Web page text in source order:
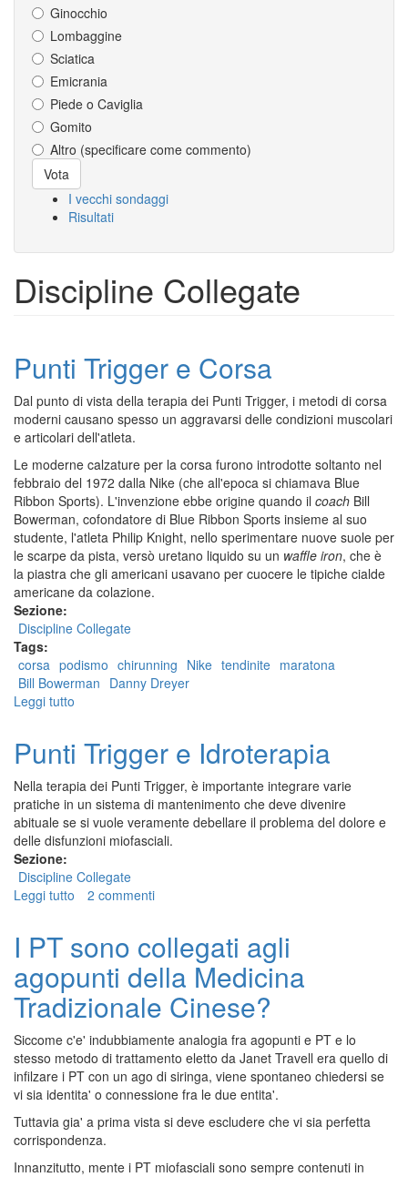
Ginocchio
Lombaggine
Sciatica
Emicrania
Piede o Caviglia
Gomito
Altro (specificare come commento)
Scelte
Vota
I vecchi sondaggi
Risultati
Discipline Collegate
Punti Trigger e Corsa
Dal punto di vista della terapia dei Punti Trigger, i metodi di corsa
moderni causano spesso un aggravarsi delle condizioni muscolari
e articolari dell'atleta.
Le moderne calzature per la corsa furono introdotte soltanto nel
febbraio del 1972 dalla Nike (che all'epoca si chiamava Blue
Ribbon Sports). L'invenzione ebbe origine quando il coach Bill
Bowerman, cofondatore di Blue Ribbon Sports insieme al suo
studente, l'atleta Philip Knight, nello sperimentare nuove suole per
le scarpe da pista, versò uretano liquido su un waffle iron, che è
la piastra che gli americani usavano per cuocere le tipiche cialde
americane da colazione.
Sezione:
Discipline Collegate
Tags:
corsa podismo chirunning Nike tendinite maratona
Bill Bowerman Danny Dreyer
Leggi tutto
Punti Trigger e Idroterapia
Nella terapia dei Punti Trigger, è importante integrare varie
pratiche in un sistema di mantenimento che deve divenire
abituale se si vuole veramente debellare il problema del dolore e
delle disfunzioni miofasciali.
Sezione:
Discipline Collegate
Leggi tutto su
e
Idroterapia
2 commenti
I PT sono collegati agli
agopunti della Medicina
Tradizionale Cinese?
Siccome c'e' indubbiamente analogia fra agopunti e PT e lo
stesso metodo di trattamento eletto da Janet Travell era quello di
infilzare i PT con un ago di siringa, viene spontaneo chiedersi se
vi sia identita' o connessione fra le due entita'.
Tuttavia gia' a prima vista si deve escludere che vi sia perfetta
corrispondenza.
Innanzitutto, mente i PT miofasciali sono sempre contenuti in